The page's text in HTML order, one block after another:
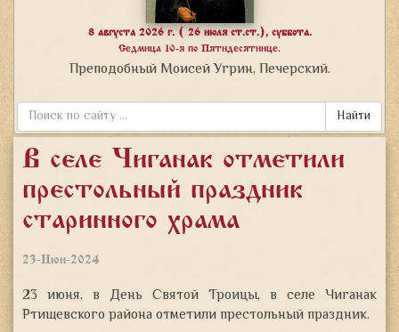
8 августа 2026 г. ( 26 июля ст.ст.), суббота.
Седмица 10-я по Пятидесятнице.
Преподобный Моисей Угрин, Печерский.
Найти
В селе Чиганак отметили
престольный праздник
старинного храма
23-Июн-2024
23 июня, в День Святой Троицы, в селе Чиганак
Ртищевского района отметили престольный праздник.